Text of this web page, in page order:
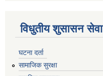
विधुतीय शुसासन सेवा
घटना दर्ता
सामाजिक सुरक्षा